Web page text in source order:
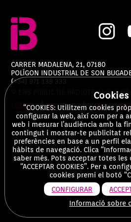
CARRER MADALENA, 21, 07180
POLÍGON INDUSTRIAL DE SON
(+34) 971 139 333
© ENS PÚBLIC DE RADIOTELEVISIÓ DE
COOKIES|AVÍS LEGAL| PORTAL
Cookies
“COOKIES: Utilitzem cookies
configurar la web, així com per a
web i mesurar l’audiència amb la
contingut i mostrar-te publicitat
preferències en base a un perfil
hàbits de navegació. Clica
saber més. Pots acceptar totes
“ACCEPTAR COOKIES”. Per a
cookies premi el botó
CONFIGURAR
Informació sobre